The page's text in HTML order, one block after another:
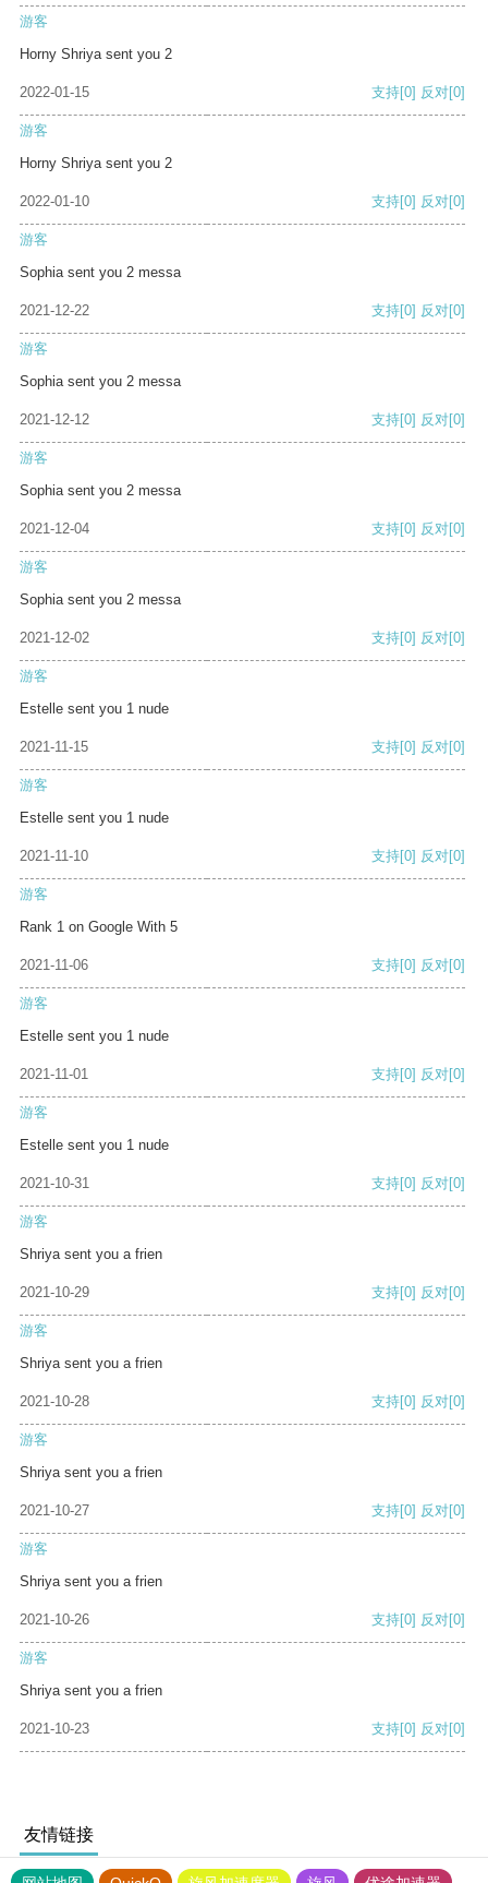
游客
Horny Shriya sent you 2
2022-01-15 支持[0] 反对[0]
游客
Horny Shriya sent you 2
2022-01-10 支持[0] 反对[0]
游客
Sophia sent you 2 messa
2021-12-22 支持[0] 反对[0]
游客
Sophia sent you 2 messa
2021-12-12 支持[0] 反对[0]
游客
Sophia sent you 2 messa
2021-12-04 支持[0] 反对[0]
游客
Sophia sent you 2 messa
2021-12-02 支持[0] 反对[0]
游客
Estelle sent you 1 nude
2021-11-15 支持[0] 反对[0]
游客
Estelle sent you 1 nude
2021-11-10 支持[0] 反对[0]
游客
Rank 1 on Google With 5
2021-11-06 支持[0] 反对[0]
游客
Estelle sent you 1 nude
2021-11-01 支持[0] 反对[0]
游客
Estelle sent you 1 nude
2021-10-31 支持[0] 反对[0]
游客
Shriya sent you a frien
2021-10-29 支持[0] 反对[0]
游客
Shriya sent you a frien
2021-10-28 支持[0] 反对[0]
游客
Shriya sent you a frien
2021-10-27 支持[0] 反对[0]
游客
Shriya sent you a frien
2021-10-26 支持[0] 反对[0]
游客
Shriya sent you a frien
2021-10-23 支持[0] 反对[0]
友情链接